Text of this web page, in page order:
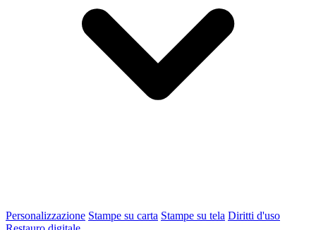
Personalizzazione Stampe su carta Stampe su tela Diritti d'uso